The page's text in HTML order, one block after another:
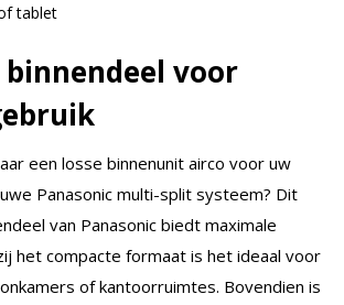
tablet
binnendeel voor
een losse binnenunit airco voor uw
Panasonic multi-split systeem? Dit
van Panasonic biedt maximale
het compacte formaat is het ideaal voor
of kantoorruimtes. Bovendien is